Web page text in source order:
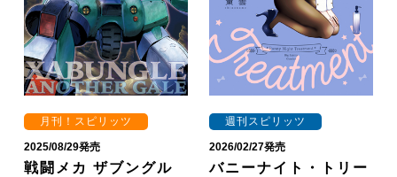
月刊！スピリッツ
2025/08/29発売
戦闘メカ ザブングル
週刊スピリッツ
2026/02/27発売
バニーナイト・トリー